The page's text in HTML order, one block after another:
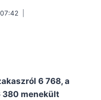
6 768, a
380 menekült